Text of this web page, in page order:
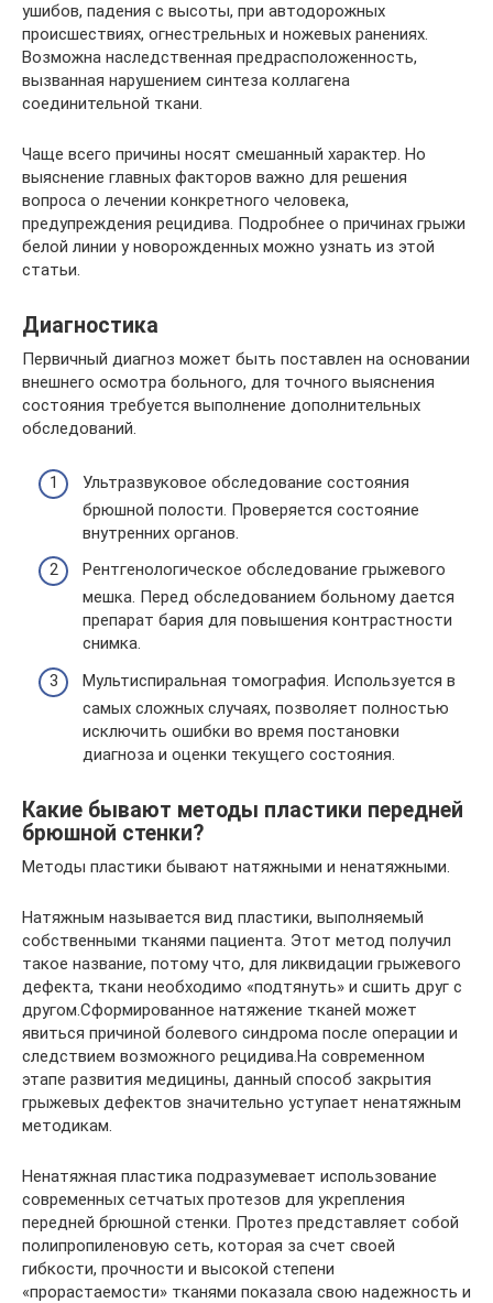
ушибов, падения с высоты, при автодорожных
происшествиях, огнестрельных и ножевых ранениях.
Возможна наследственная предрасположенность,
вызванная нарушением синтеза коллагена
соединительной ткани.
Чаще всего причины носят смешанный характер. Но
выяснение главных факторов важно для решения
вопроса о лечении конкретного человека,
предупреждения рецидива. Подробнее о причинах грыжи
белой линии у новорожденных можно узнать из этой
статьи.
Диагностика
Первичный диагноз может быть поставлен на основании
внешнего осмотра больного, для точного выяснения
состояния требуется выполнение дополнительных
обследований.
Ультразвуковое обследование состояния
брюшной полости. Проверяется состояние
внутренних органов.
Рентгенологическое обследование грыжевого
мешка. Перед обследованием больному дается
препарат бария для повышения контрастности
снимка.
Мультиспиральная томография. Используется в
самых сложных случаях, позволяет полностью
исключить ошибки во время постановки
диагноза и оценки текущего состояния.
Какие бывают методы пластики передней
брюшной стенки?
Методы пластики бывают натяжными и ненатяжными.
Натяжным называется вид пластики, выполняемый
собственными тканями пациента. Этот метод получил
такое название, потому что, для ликвидации грыжевого
дефекта, ткани необходимо «подтянуть» и сшить друг с
другом.Сформированное натяжение тканей может
явиться причиной болевого синдрома после операции и
следствием возможного рецидива.На современном
этапе развития медицины, данный способ закрытия
грыжевых дефектов значительно уступает ненатяжным
методикам.
Ненатяжная пластика подразумевает использование
современных сетчатых протезов для укрепления
передней брюшной стенки. Протез представляет собой
полипропиленовую сеть, которая за счет своей
гибкости, прочности и высокой степени
«прорастаемости» тканями показала свою надежность и